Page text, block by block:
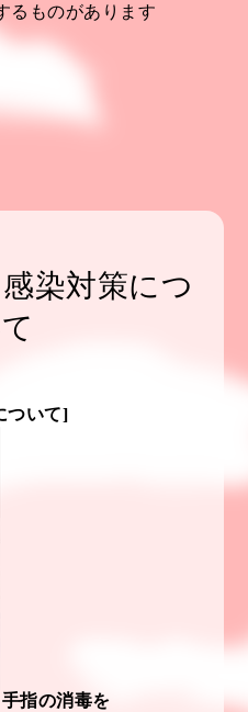
るものがあります
染対策につ
ついて]
指の消毒を